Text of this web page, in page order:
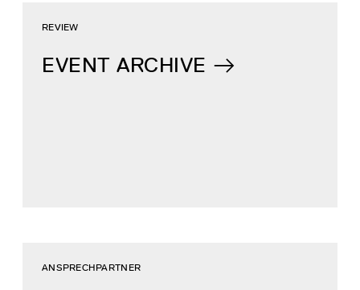
EVENT ARCHIVE
REVIEW
ANSPRECHPARTNER